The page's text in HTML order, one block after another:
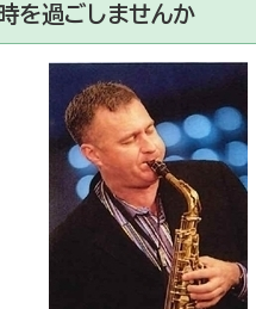
を過ごしませんか